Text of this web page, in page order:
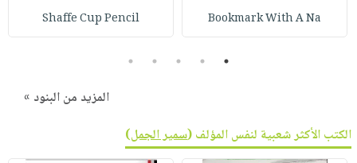
Bookmark With A Na
Shaffe Cup Pencil
1
2
3
4
5
المزيد من البنود »
الكتب الأكثر شعبية لنفس المؤلف (سمير الجمل)